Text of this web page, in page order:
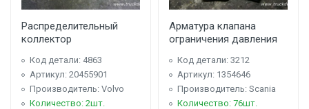
Распределительный
коллектор
Код детали: 4863
Артикул: 20455901
Производитель: Volvo
Количество: 2шт.
Арматура клапана
ограничения давления
Код детали: 3212
Артикул: 1354646
Производитель: Scania
Количество: 76шт.